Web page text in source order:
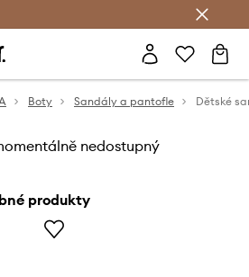
Boty Sandály a pantofle Dětské
nedostupný
produkty